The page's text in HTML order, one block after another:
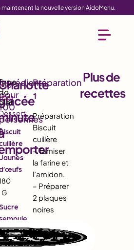
maintenant la nouvelle version AidoMenu.
G
G
1
Préparation
Biscuit
cuillère
– Tamiser
la farine et
l’amidon.
– Préparer
2 plaques
noires
papier
cuisson et
Plus de
recettes